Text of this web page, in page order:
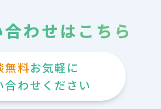
わせはこちら
無料お気軽に
合わせください